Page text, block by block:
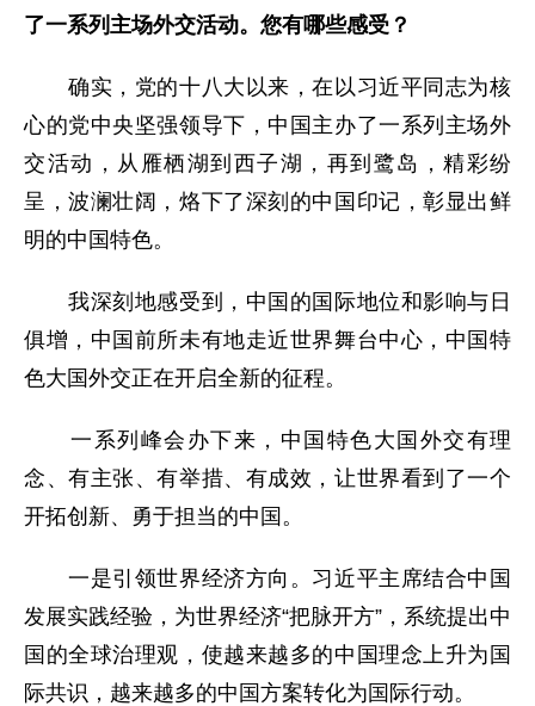
了一系列主场外交活动。您有哪些感受？
确实，党的十八大以来，在以习近平同志为核
心的党中央坚强领导下，中国主办了一系列主场外
交活动，从雁栖湖到西子湖，再到鹭岛，精彩纷
呈，波澜壮阔，烙下了深刻的中国印记，彰显出鲜
明的中国特色。
我深刻地感受到，中国的国际地位和影响与日
俱增，中国前所未有地走近世界舞台中心，中国特
色大国外交正在开启全新的征程。
一系列峰会办下来，中国特色大国外交有理
念、有主张、有举措、有成效，让世界看到了一个
开拓创新、勇于担当的中国。
一是引领世界经济方向。习近平主席结合中国
发展实践经验，为世界经济“把脉开方”，系统提出中
国的全球治理观，使越来越多的中国理念上升为国
际共识，越来越多的中国方案转化为国际行动。